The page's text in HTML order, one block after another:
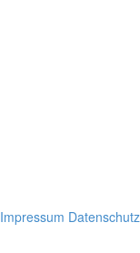
Impressum Datenschutz